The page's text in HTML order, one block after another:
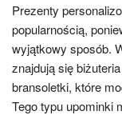
Prezenty
popularnością,
wyjątkowy sposób.
znajdują się
bransoletki, które
Tego typu upominki